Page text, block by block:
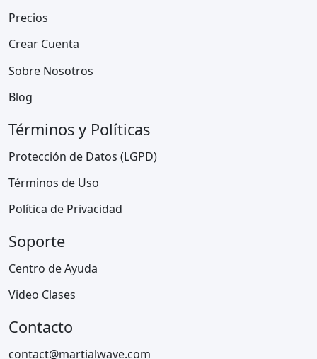
Precios
Crear Cuenta
Sobre Nosotros
Blog
Términos y Políticas
Protección de Datos (LGPD)
Términos de Uso
Política de Privacidad
Soporte
Centro de Ayuda
Video Clases
Contacto
contact@martialwave.com